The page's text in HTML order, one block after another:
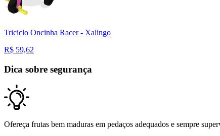
Triciclo Oncinha Racer - Xalingo
R$ 59,62
Dica sobre segurança
Ofereça frutas bem maduras em pedaços adequados e sempre